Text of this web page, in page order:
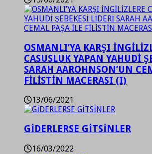
OSMANLI’YA KARŞI
CASUSLUK YAPAN YAHUDİ
SARAH AAROHNSON’UN
FİLİSTİN MACERASI (I)
13/06/2021
GİDERLERSE GİTSİNLER
16/03/2022